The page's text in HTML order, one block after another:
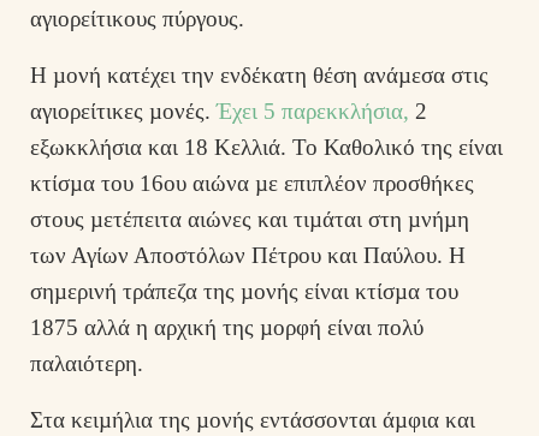
αγιορείτικους πύργους.
Η µονή κατέχει την ενδέκατη θέση ανάµεσα στις
αγιορείτικες µονές.Έχει 5 παρεκκλήσια, 2
εξωκκλήσια και 18 Κελλιά. Το Καθολικό της είναι
κτίσµα του 16ου αιώνα µε επιπλέον προσθήκες
στους µετέπειτα αιώνες και τιµάται στη µνήµη
των Αγίων Αποστόλων Πέτρου και Παύλου. Η
σηµερινή τράπεζα της µονής είναι κτίσµα του
1875 αλλά η αρχική της µορφή είναι πολύ
παλαιότερη.
Στα κειµήλια της µονής εντάσσονται άµφια και